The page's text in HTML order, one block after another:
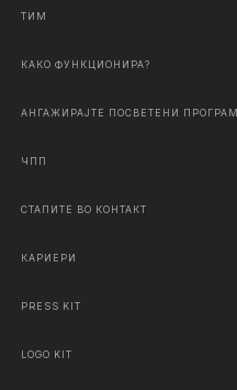
ТИМ
КАКО ФУНКЦИОНИРА?
АНГАЖИРАЈТЕ ПОСВЕТЕНИ
ЧПП
СТАПИТЕ ВО КОНТАКТ
КАРИЕРИ
PRESS KIT
LOGO KIT